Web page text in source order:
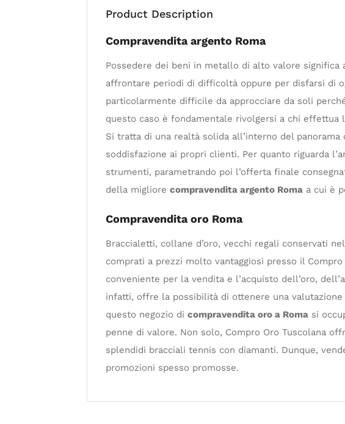
Product Description
Compravendita argento Roma
Possedere dei beni in metallo di alto valore
affrontare periodi di difficoltà oppure per disfarsi di
particolarmente difficile da approcciare da soli
questo caso è fondamentale rivolgersi a chi effettua
Si tratta di una realtà solida all’interno del
soddisfazione ai propri clienti. Per quanto riguarda
strumenti, parametrando poi l’offerta finale
della migliore compravendita argento Roma a cui è
Compravendita oro Roma
Braccialetti, collane d’oro, vecchi regali conservati
comprati a prezzi molto vantaggiosi presso il
conveniente per la vendita e l’acquisto dell’oro,
infatti, offre la possibilità di ottenere una
questo negozio di compravendita oro a Roma si
penne di valore. Non solo, Compro Oro Tuscolana
splendidi bracciali tennis con diamanti. Dunque,
promozioni spesso promosse.